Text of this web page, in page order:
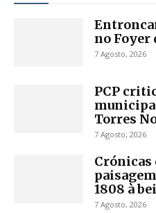
no Foyer
7 Agosto, 2026
PCP
Torres
7 Agosto, 2026
Crónicas
1808 à
7 Agosto, 2026